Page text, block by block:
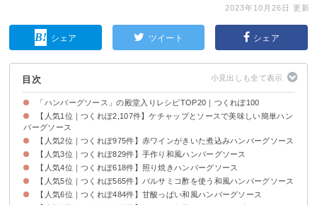
2023年10月26日 更新
シェア ツイート シェア
目次
「ハンバーグソース」の殿堂入りレシピTOP20｜つくれぽ100
【人気1位｜つくれぽ2,107件】ケチャップとソースで美味しい簡単ハン
バーグソース
【人気2位｜つくれぽ975件】赤ワインがきいた煮込みハンバーグソース
【人気3位｜つくれぽ829件】手作り和風ハンバーグソース
【人気4位｜つくれぽ618件】照り焼きハンバーグソース
【人気5位｜つくれぽ565件】バルサミコ酢を使う和風ハンバーグソース
【人気6位｜つくれぽ484件】甘酸っぱい和風ハンバーグソース